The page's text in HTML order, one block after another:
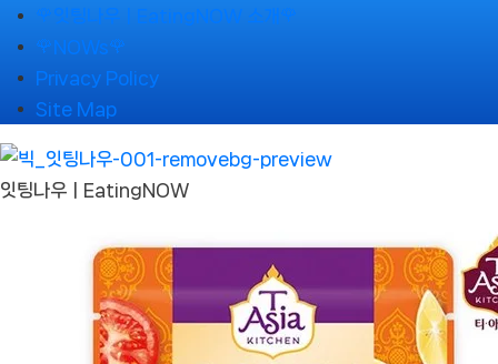
Skip
to
content
🌹잇팅나우ㅣEatingNOW 소개🌹
🌹NOWs🌹
Privacy Policy
Site Map
잇팅나우ㅣEatingNOW